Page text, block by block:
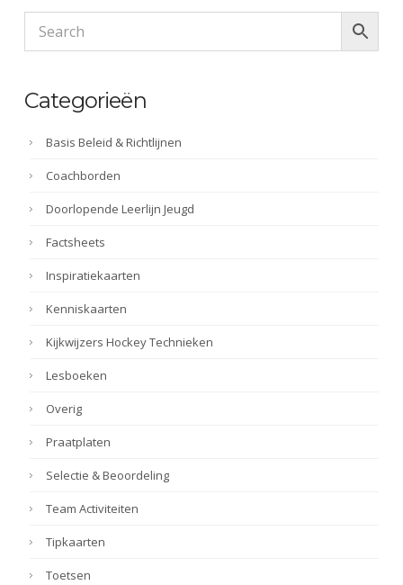
Categorieën
Basis Beleid & Richtlijnen
Coachborden
Doorlopende Leerlijn Jeugd
Factsheets
Inspiratiekaarten
Kenniskaarten
Kijkwijzers Hockey Technieken
Lesboeken
Overig
Praatplaten
Selectie & Beoordeling
Team Activiteiten
Tipkaarten
Toetsen